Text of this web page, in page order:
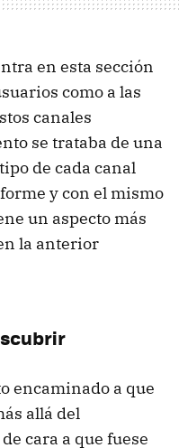
en esta sección
como a las
canales
se trataba de una
de cada canal
y con el mismo
un aspecto más
la anterior
encaminado a que
allá del
cara a que fuese